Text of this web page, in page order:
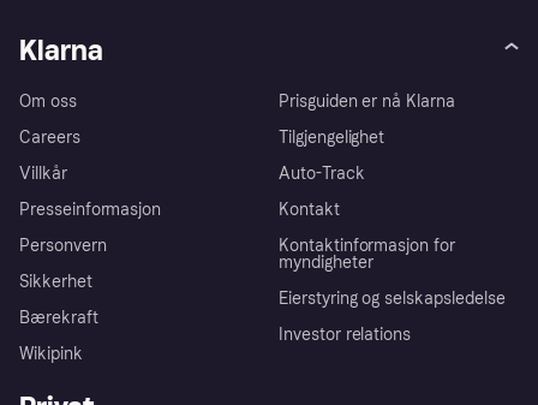
Klarna
Om oss
Careers
Villkår
Presseinformasjon
Personvern
Sikkerhet
Bærekraft
Wikipink
Prisguiden er nå Klarna
Tilgjengelighet
Auto-Track
Kontakt
Kontaktinformasjon for
myndigheter
Eierstyring og selskapsledelse
Investor relations